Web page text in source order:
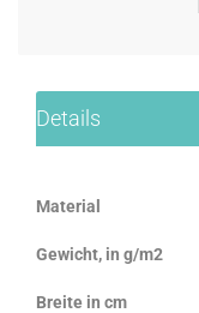
Details
Material
Gewicht, in g/m2
Breite in cm